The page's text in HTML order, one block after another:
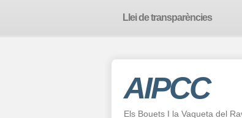
Llei de transparències
AIPCC
Els Bouets I la Vaqueta del